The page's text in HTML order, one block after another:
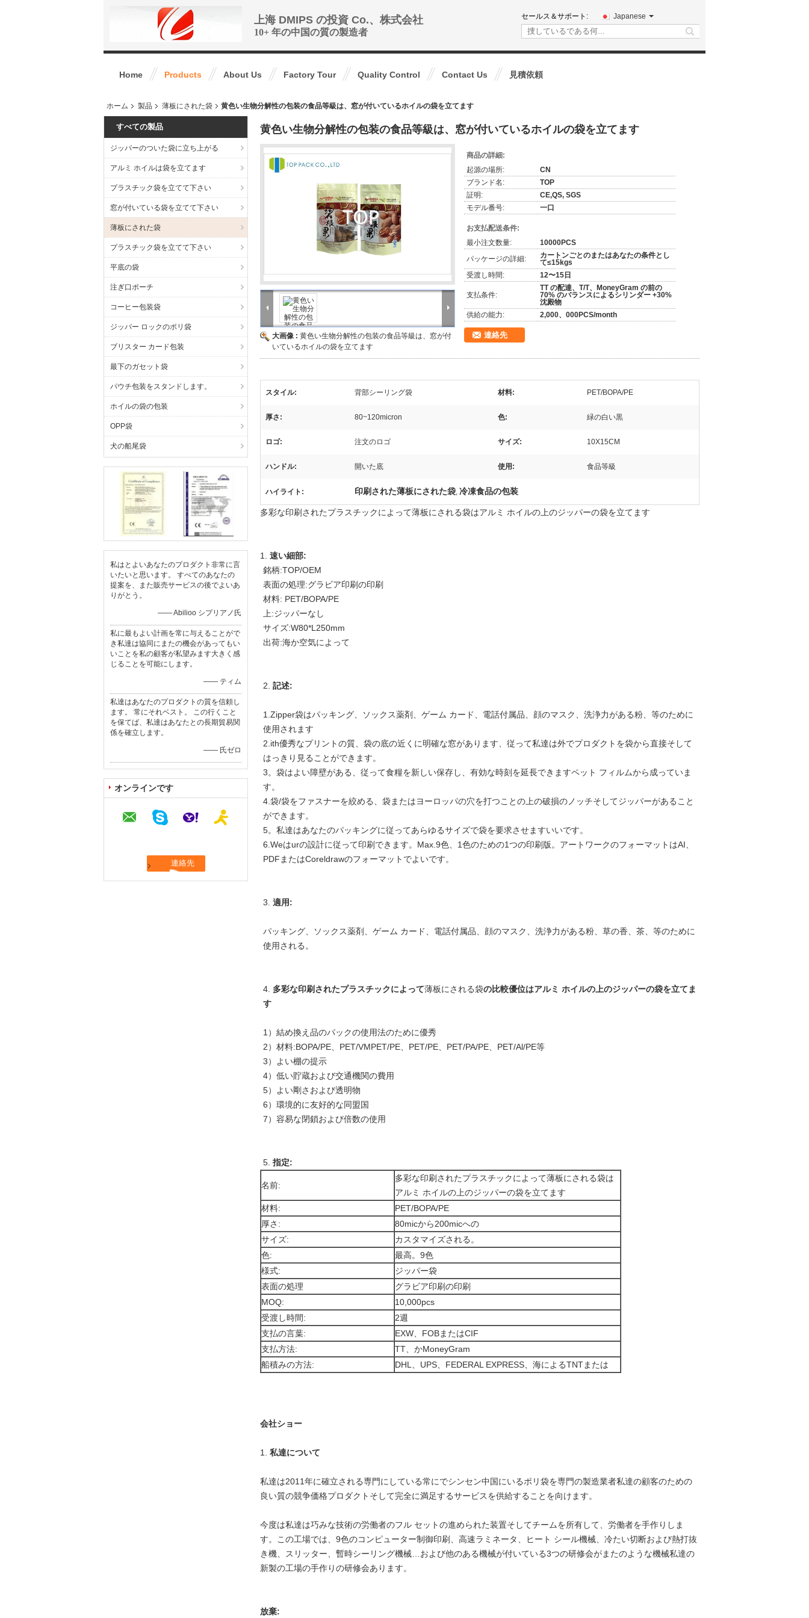
上海 DMIPS の投資 Co.、株式会社
10+ 年の中国の質の製造者
セールス＆サポート: Japanese
search
Home Products About Us Factory Tour Quality Control Contact Us 見積依頼
ホーム 製品 薄板にされた袋 黄色い生物分解性の包装の食品等級は、窓が付いているホイルの袋を立てます
すべての製品
ジッパーのついた袋に立ち上がる
アルミ ホイルは袋を立てます
プラスチック袋を立てて下さい
窓が付いている袋を立てて下さい
薄板にされた袋
プラスチック袋を立てて下さい
平底の袋
注ぎ口ポーチ
コーヒー包装袋
ジッパー ロックのポリ袋
ブリスター カード包装
最下のガセット袋
パウチ包装をスタンドします。
ホイルの袋の包装
OPP袋
犬の船尾袋
私はとよいあなたのプロダクト非常に言
いたいと思います。 すべてのあなたの
提案を、また販売サービスの後でよいあ
りがとう。
—— Abilioo シプリアノ氏
私に最もよい計画を常に与えることがで
き私達は協同にまたの機会があってもい
いことを私の顧客が私望みます大きく感
じることを可能にします。
—— ティム
私達はあなたのプロダクトの質を信頼し
ます。 常にそれベスト。 この行くこと
を保てば、私達はあなたとの長期貿易関
係を確立します。
—— 氏ゼロ
オンラインです
黄色い生物分解性の包装の食品等級は、窓が付いているホイルの袋を立てます
大画像 : 黄色い生物分解性の包装の食品等級は、窓が付
いているホイルの袋を立てます
商品の詳細:
起源の場所:
CN
ブランド名:
TOP
証明:
CE,QS, SGS
モデル番号:
一口
お支払配送条件:
最小注文数量:
10000PCS
パッケージの詳細:
カートンごとのまたはあなたの条件とし
て≤15kgs
受渡し時間:
12〜15日
支払条件:
TT の配達、T/T、MoneyGram の前の
70% のバランスによるシリンダー +30%
沈殿物
供給の能力:
2,000、000PCS/month
連絡先
スタイル: 背部シーリング袋 材料: PET/BOPA/PE
厚さ: 80~120micron 色: 緑の白い黒
ロゴ: 注文のロゴ サイズ: 10X15CM
ハンドル: 開いた底 使用: 食品等級
ハイライト: 印刷された薄板にされた袋, 冷凍食品の包装
多彩な印刷されたプラスチックによって薄板にされる袋はアルミ ホイルの上のジッパーの袋を立てます
1. 速い細部:
銘柄:TOP/OEM
表面の処理:グラビア印刷の印刷
材料: PET/BOPA/PE
上:ジッパーなし
サイズ:W80*L250mm
出荷:海か空気によって
2. 記述:
1.Zipper袋はパッキング、ソックス薬剤、ゲーム カード、電話付属品、顔のマスク、洗浄力がある粉、等のために
使用されます
2.ith優秀なプリントの質、袋の底の近くに明確な窓があります、従って私達は外でプロダクトを袋から直接そして
はっきり見ることができます。
3。袋はよい障壁がある、従って食糧を新しい保存し、有効な時刻を延長できますペット フィルムから成っていま
す。
4.袋/袋をファスナーを絞める、袋またはヨーロッパの穴を打つことの上の破損のノッチそしてジッパーがあること
ができます。
5。私達はあなたのパッキングに従ってあらゆるサイズで袋を要求させますいいです。
6.Weはurの設計に従って印刷できます。Max.9色、1色のための1つの印刷版。アートワークのフォーマットはAI、
PDFまたはCoreldrawのフォーマットでよいです。
3. 適用:
パッキング、ソックス薬剤、ゲーム カード、電話付属品、顔のマスク、洗浄力がある粉、草の香、茶、等のために
使用される。
4. 多彩な印刷されたプラスチックによって薄板にされる袋の比較優位はアルミ ホイルの上のジッパーの袋を立てま
す
1）結め換え品のパックの使用法のために優秀
2）材料:BOPA/PE、PET/VMPET/PE、PET/PE、PET/PA/PE、PET/Al/PE等
3）よい棚の提示
4）低い貯蔵および交通機関の費用
5）よい剛さおよび透明物
6）環境的に友好的な同盟国
7）容易な閉鎖および倍数の使用
5. 指定:
名前:
多彩な印刷されたプラスチックによって薄板にされる袋は
アルミ ホイルの上のジッパーの袋を立てます
材料:
PET/BOPA/PE
厚さ:
80micから200micへの
サイズ:
カスタマイズされる。
色:
最高。9色
様式:
ジッパー袋
表面の処理
グラビア印刷の印刷
MOQ:
10,000pcs
受渡し時間:
2週
支払の言葉:
EXW、FOBまたはCIF
支払方法:
TT、かMoneyGram
船積みの方法:
DHL、UPS、FEDERAL EXPRESS、海によるTNTまたは
会社ショー
1. 私達について
私達は2011年に確立される専門にしている常にでシンセン中国にいるポリ袋を専門の製造業者私達の顧客のための
良い質の競争価格プロダクトそして完全に満足するサービスを供給することを向けます。
今度は私達は巧みな技術の労働者のフル セットの進められた装置そしてチームを所有して、労働者を手作りしま
す。この工場では、9色のコンピューター制御印刷、高速ラミネータ、ヒート シール機械、冷たい切断および熱打抜
き機、スリッター、暫時シーリング機械…および他のある機械が付いている3つの研修会がまたのような機械私達の
新製の工場の手作りの研修会あります。
放棄: